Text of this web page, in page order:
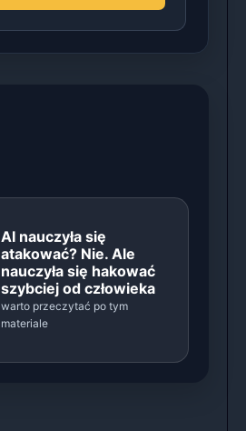
AI nauczyła się
atakować? Nie. Ale
nauczyła się hakować
szybciej od człowieka
warto przeczytać po tym
materiale